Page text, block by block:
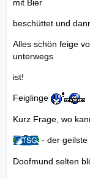
mit Bier
beschüttet und
Alles schön feige
unterwegs
ist!
Feiglinge
Kurz Frage, wo
- der geilste
Doofmund selten